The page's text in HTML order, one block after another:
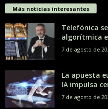
Más noticias interesantes
Telefónica
algorítmica
7 de agosto de
La apuesta
IA impulsa
7 de agosto de